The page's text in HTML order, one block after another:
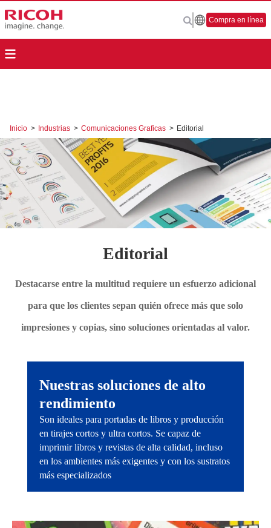
Compra en línea
Inicio > Industrias > Comunicaciones Graficas > Editorial
Editorial
Destacarse entre la multitud requiere un esfuerzo adicional
para que los clientes sepan quién ofrece más que solo
impresiones y copias, sino soluciones orientadas al valor.
Nuestras soluciones de alto
rendimiento
Son ideales para portadas de libros y producción
en tirajes cortos y ultra cortos. Se capaz de
imprimir libros y revistas de alta calidad, incluso
en los ambientes más exigentes y con los sustratos
más especializados